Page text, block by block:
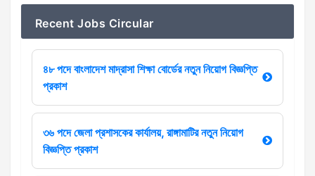
Recent Jobs Circular
৪৮ পদে বাংলাদেশ মাদ্রাসা শিক্ষা বোর্ডের নতুন নিয়োগ বিজ্ঞপ্তি
প্রকাশ
৩৬ পদে জেলা প্রশাসকের কার্যালয়, রাঙ্গামাটির নতুন নিয়োগ
বিজ্ঞপ্তি প্রকাশ